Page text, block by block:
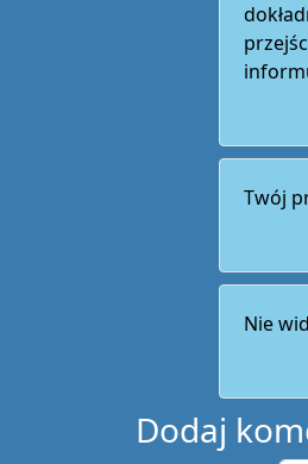
Twój
Nie
Dodaj